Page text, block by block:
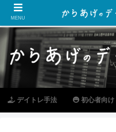
デイトレ手法 初心者向け
MENU